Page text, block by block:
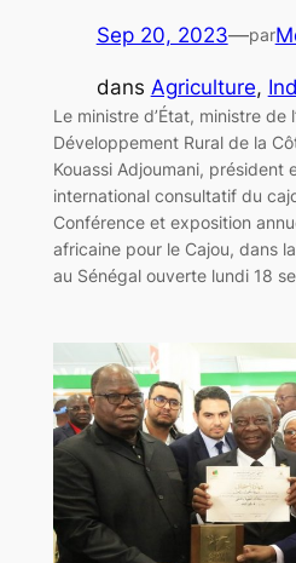
Sep 20, 2023—par
dans Agriculture,
Le ministre d’État, ministre de
Développement Rural de la
Kouassi Adjoumani, président
international consultatif du
Conférence et exposition
africaine pour le Cajou, dans
au Sénégal ouverte lundi 18